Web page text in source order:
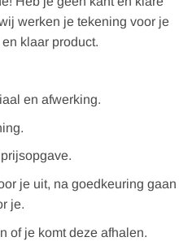
werken je tekening voor je
klaar product.
en afwerking.
je uit, na goedkeuring gaan
je.
of je komt deze afhalen.